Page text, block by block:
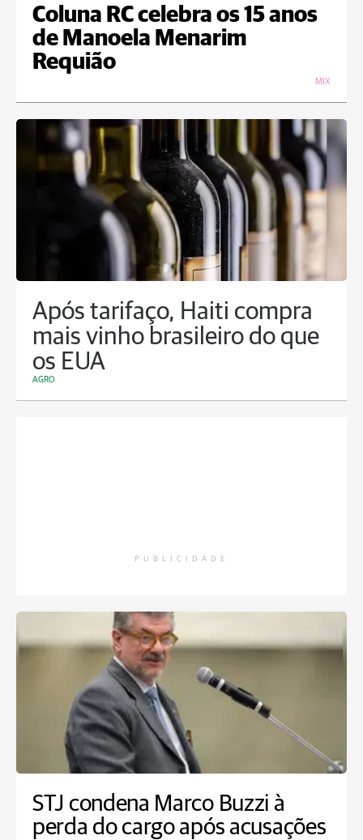
Coluna RC celebra os 15 anos
de Manoela Menarim
Requião
MIX
Após tarifaço, Haiti compra
mais vinho brasileiro do que
os EUA
AGRO
PUBLICIDADE
STJ condena Marco Buzzi à
perda do cargo após acusações